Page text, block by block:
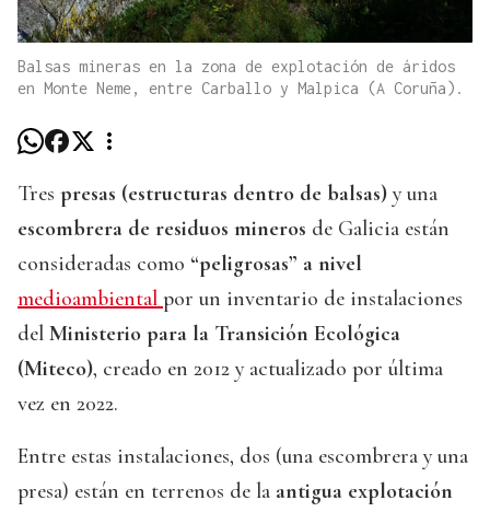
Balsas mineras en la zona de explotación de áridos
en Monte Neme, entre Carballo y Malpica (A Coruña).
Tres presas (estructuras dentro de balsas) y una
escombrera de residuos mineros de Galicia están
consideradas como “peligrosas” a nivel
medioambiental por un inventario de instalaciones
del Ministerio para la Transición Ecológica
(Miteco), creado en 2012 y actualizado por última
vez en 2022.
Entre estas instalaciones, dos (una escombrera y una
presa) están en terrenos de la antigua explotación